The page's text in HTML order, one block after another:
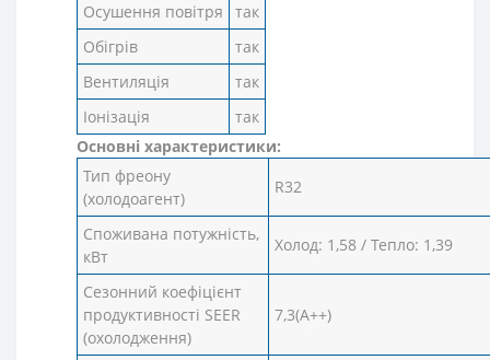
Осушення повітря
так
Обігрів
так
Вентиляція
так
Іонізація
так
Основні характеристики:
Тип фреону
(холодоагент)
R32
Споживана потужність,
кВт
Холод: 1,58 / Тепло: 1,39
Сезонний коефіцієнт
продуктивності SEER
(охолодження)
7,3(А++)